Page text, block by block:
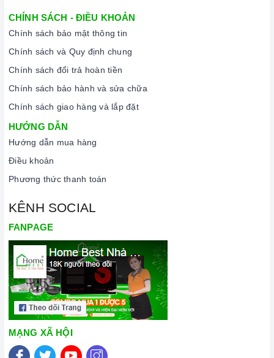
- Giảm tiêu thụ điện:
Khimáy hút mùi
Máy hút mùi chưa được vệ sinh, hỏng hóc
CHÍNH SÁCH - ĐIỀU KHOẢN
Chính sách bảo mật thông tin
Chính sách và Quy định chung
Chính sách đổi trả hoàn tiền
Chính sách bảo hành và sửa chữa
Chính sách giao hàng và lắp đặt
HƯỚNG DẪN
Hướng dẫn mua hàng
Điều khoản
Phương thức thanh toán
KÊNH SOCIAL
FANPAGE
MẠNG XÃ HỘI